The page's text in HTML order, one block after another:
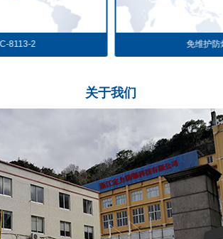
免维护防爆灯DFC-8113-3
关于我们